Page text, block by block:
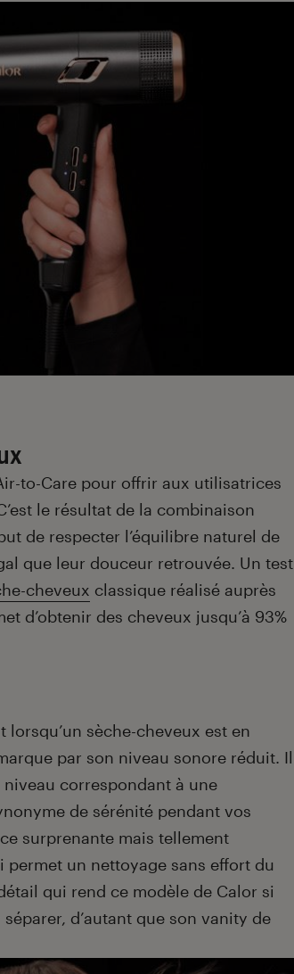
to-Care pour offrir aux utilisatrices
le résultat de la combinaison
de respecter l’équilibre naturel de
que leur douceur retrouvée. Un test
cheveux classique réalisé auprès
d’obtenir des cheveux jusqu’à 93%
lorsqu’un sèche-cheveux est en
par son niveau sonore réduit. Il
correspondant à une
de sérénité pendant vos
surprenante mais tellement
un nettoyage sans effort du
qui rend ce modèle de Calor si
d’autant que son vanity de